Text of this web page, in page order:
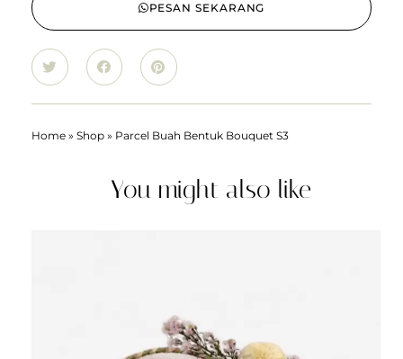
PESAN SEKARANG
Home » Shop » Parcel Buah Bentuk Bouquet S3
You might also like